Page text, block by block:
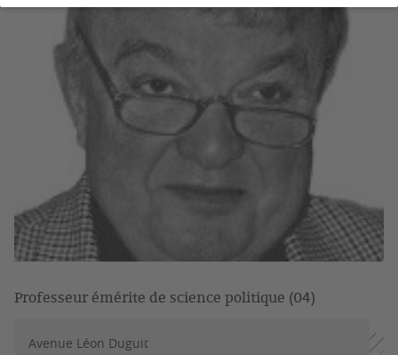
Professeur émérite de science politique (04)
Avenue Léon Duguit